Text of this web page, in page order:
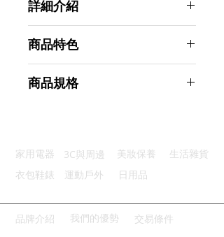
詳細介紹
商品特色
加粗設計：髮圈加粗牢固不滑脫
商品規格
主要材質：尼龍
商品尺寸：13*7*3cm
產地名稱：中國大陸
代理商：亞桓有限公司
家用電器 3C與周邊 美妝保養
生活雜貨
衣包鞋錶
運動戶外 日用品
品牌介紹 我們的優勢 交易條件